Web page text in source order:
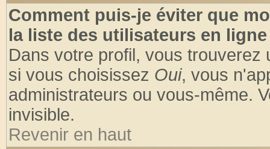
Comment puis-je éviter que
la liste des utilisateurs en
Dans votre profil, vous trouverez
si vous choisissez Oui, vous
administrateurs ou vous-même.
invisible.
Revenir en haut